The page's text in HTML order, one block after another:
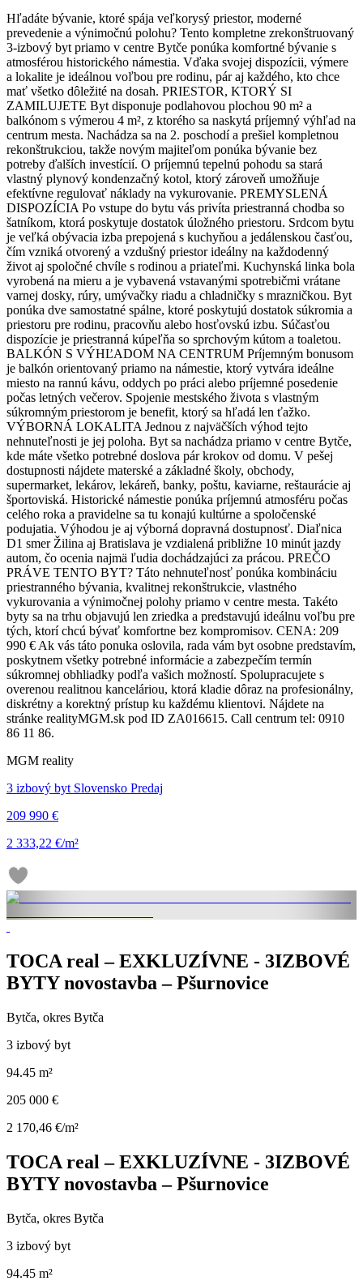
Hľadáte bývanie, ktoré spája veľkorysý priestor, moderné
prevedenie a výnimočnú polohu? Tento kompletne zrekonštruovaný
3-izbový byt priamo v centre Bytče ponúka komfortné bývanie s
atmosférou historického námestia. Vďaka svojej dispozícii, výmere
a lokalite je ideálnou voľbou pre rodinu, pár aj každého, kto chce
mať všetko dôležité na dosah. PRIESTOR, KTORÝ SI
ZAMILUJETE Byt disponuje podlahovou plochou 90 m² a
balkónom s výmerou 4 m², z ktorého sa naskytá príjemný výhľad na
centrum mesta. Nachádza sa na 2. poschodí a prešiel kompletnou
rekonštrukciou, takže novým majiteľom ponúka bývanie bez
potreby ďalších investícií. O príjemnú tepelnú pohodu sa stará
vlastný plynový kondenzačný kotol, ktorý zároveň umožňuje
efektívne regulovať náklady na vykurovanie. PREMYSLENÁ
DISPOZÍCIA Po vstupe do bytu vás privíta priestranná chodba so
šatníkom, ktorá poskytuje dostatok úložného priestoru. Srdcom bytu
je veľká obývacia izba prepojená s kuchyňou a jedálenskou časťou,
čím vzniká otvorený a vzdušný priestor ideálny na každodenný
život aj spoločné chvíle s rodinou a priateľmi. Kuchynská linka bola
vyrobená na mieru a je vybavená vstavanými spotrebičmi vrátane
varnej dosky, rúry, umývačky riadu a chladničky s mrazničkou. Byt
ponúka dve samostatné spálne, ktoré poskytujú dostatok súkromia a
priestoru pre rodinu, pracovňu alebo hosťovskú izbu. Súčasťou
dispozície je priestranná kúpeľňa so sprchovým kútom a toaletou.
BALKÓN S VÝHĽADOM NA CENTRUM Príjemným bonusom
je balkón orientovaný priamo na námestie, ktorý vytvára ideálne
miesto na rannú kávu, oddych po práci alebo príjemné posedenie
počas letných večerov. Spojenie mestského života s vlastným
súkromným priestorom je benefit, ktorý sa hľadá len ťažko.
VÝBORNÁ LOKALITA Jednou z najväčších výhod tejto
nehnuteľnosti je jej poloha. Byt sa nachádza priamo v centre Bytče,
kde máte všetko potrebné doslova pár krokov od domu. V pešej
dostupnosti nájdete materské a základné školy, obchody,
supermarket, lekárov, lekáreň, banky, poštu, kaviarne, reštaurácie aj
športoviská. Historické námestie ponúka príjemnú atmosféru počas
celého roka a pravidelne sa tu konajú kultúrne a spoločenské
podujatia. Výhodou je aj výborná dopravná dostupnosť. Diaľnica
D1 smer Žilina aj Bratislava je vzdialená približne 10 minút jazdy
autom, čo ocenia najmä ľudia dochádzajúci za prácou. PREČO
PRÁVE TENTO BYT? Táto nehnuteľnosť ponúka kombináciu
priestranného bývania, kvalitnej rekonštrukcie, vlastného
vykurovania a výnimočnej polohy priamo v centre mesta. Takéto
byty sa na trhu objavujú len zriedka a predstavujú ideálnu voľbu pre
tých, ktorí chcú bývať komfortne bez kompromisov. CENA: 209
990 € Ak vás táto ponuka oslovila, rada vám byt osobne predstavím,
poskytnem všetky potrebné informácie a zabezpečím termín
súkromnej obhliadky podľa vašich možností. Spolupracujete s
overenou realitnou kanceláriou, ktorá kladie dôraz na profesionálny,
diskrétny a korektný prístup ku každému klientovi. Nájdete na
stránke realityMGM.sk pod ID ZA016615. Call centrum tel: 0910
86 11 86.
MGM reality
3 izbový byt Slovensko Predaj
209 990 €
2 333,22 €/m²
TOCA real – EXKLUZÍVNE - 3IZBOVÉ
BYTY novostavba – Pšurnovice
Bytča, okres Bytča
3 izbový byt
94.45 m²
205 000 €
2 170,46 €/m²
TOCA real – EXKLUZÍVNE - 3IZBOVÉ
BYTY novostavba – Pšurnovice
Bytča, okres Bytča
3 izbový byt
94.45 m²